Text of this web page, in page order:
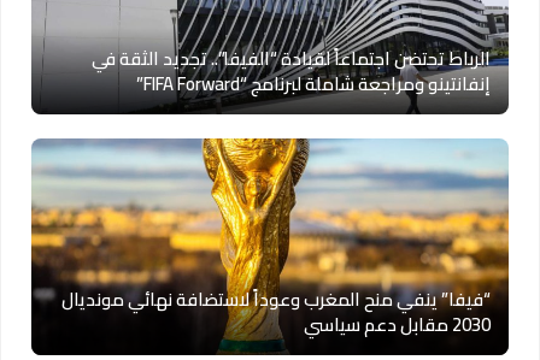
الرباط تحتضن اجتماعاً لقيادة “الفيفا”.. تجديد الثقة في
إنفانتينو ومراجعة شاملة لبرنامج “FIFA Forward”
“فيفا” ينفي منح المغرب وعوداً لاستضافة نهائي مونديال
2030 مقابل دعم سياسي